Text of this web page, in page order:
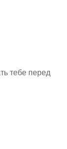
тебе перед